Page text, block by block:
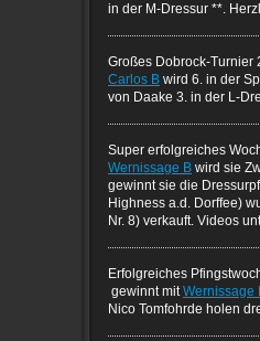
in der M-Dressur **.
Großes Dobrock-Turnier
Carlos B wird 6. in der
von Daake 3. in der L-
Super erfolgreiches
Wernissage B wird sie
gewinnt sie die
Highness a.d. Dorffee)
Nr. 8) verkauft. Videos
Erfolgreiches
gewinnt mitWernissage
Nico Tomfohrde holen